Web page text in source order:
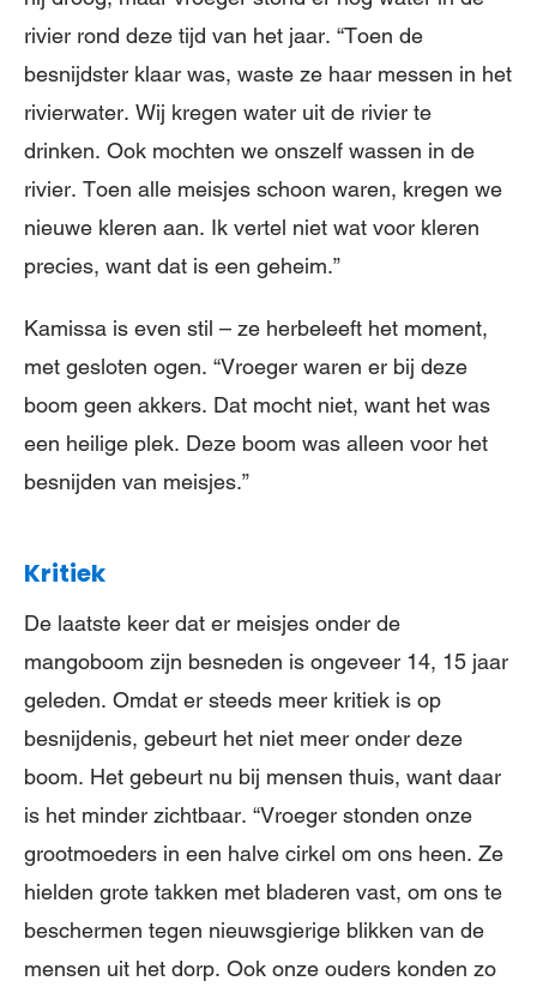
rivier rond deze tijd van het jaar. “Toen de
besnijdster klaar was, waste ze haar messen in het
rivierwater. Wij kregen water uit de rivier te
drinken. Ook mochten we onszelf wassen in de
rivier. Toen alle meisjes schoon waren, kregen we
nieuwe kleren aan. Ik vertel niet wat voor kleren
precies, want dat is een geheim.”
Kamissa is even stil – ze herbeleeft het moment,
met gesloten ogen. “Vroeger waren er bij deze
boom geen akkers. Dat mocht niet, want het was
een heilige plek. Deze boom was alleen voor het
besnijden van meisjes.”
Kritiek
De laatste keer dat er meisjes onder de
mangoboom zijn besneden is ongeveer 14, 15 jaar
geleden. Omdat er steeds meer kritiek is op
besnijdenis, gebeurt het niet meer onder deze
boom. Het gebeurt nu bij mensen thuis, want daar
is het minder zichtbaar. “Vroeger stonden onze
grootmoeders in een halve cirkel om ons heen. Ze
hielden grote takken met bladeren vast, om ons te
beschermen tegen nieuwsgierige blikken van de
mensen uit het dorp. Ook onze ouders konden zo